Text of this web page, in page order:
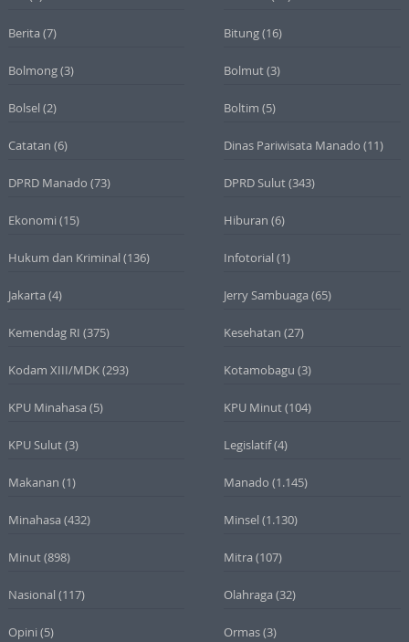
Berita (7) Bitung(16)
Bolmong(3) Bolmut(3)
Bolsel (2) Boltim (5)
Catatan (6) Dinas Pariwisata Manado (11)
DPRD Manado (73) DPRD Sulut(343)
Ekonomi (15) Hiburan (6)
Hukum dan Kriminal (136) Infotorial (1)
Jakarta (4) Jerry Sambuaga (65)
Kemendag RI (375) Kesehatan (27)
Kodam XIII/MDK(293) Kotamobagu (3)
KPU Minahasa (5) KPU Minut(104)
KPU Sulut(3) Legislatif(4)
Makanan (1) Manado (1.145)
Minahasa (432) Minsel (1.130)
Minut(898) Mitra (107)
Nasional (117) Olahraga (32)
Opini (5) Ormas(3)